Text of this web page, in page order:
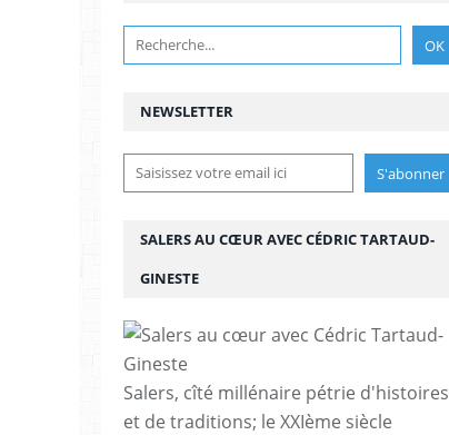
NEWSLETTER
SALERS AU CŒUR AVEC CÉDRIC TARTAUD-
GINESTE
Salers, cîté millénaire pétrie d'histoires
et de traditions; le XXIème siècle